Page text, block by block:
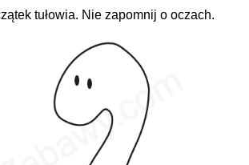
tułowia. Nie zapomnij o oczach.